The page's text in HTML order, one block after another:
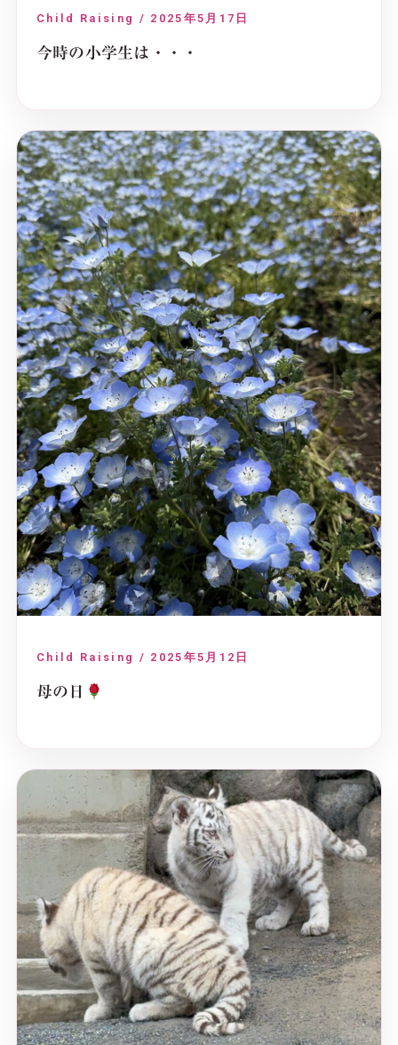
Child Raising / 2025年5月17日
今時の小学生は・・・
Child Raising / 2025年5月12日
母の日